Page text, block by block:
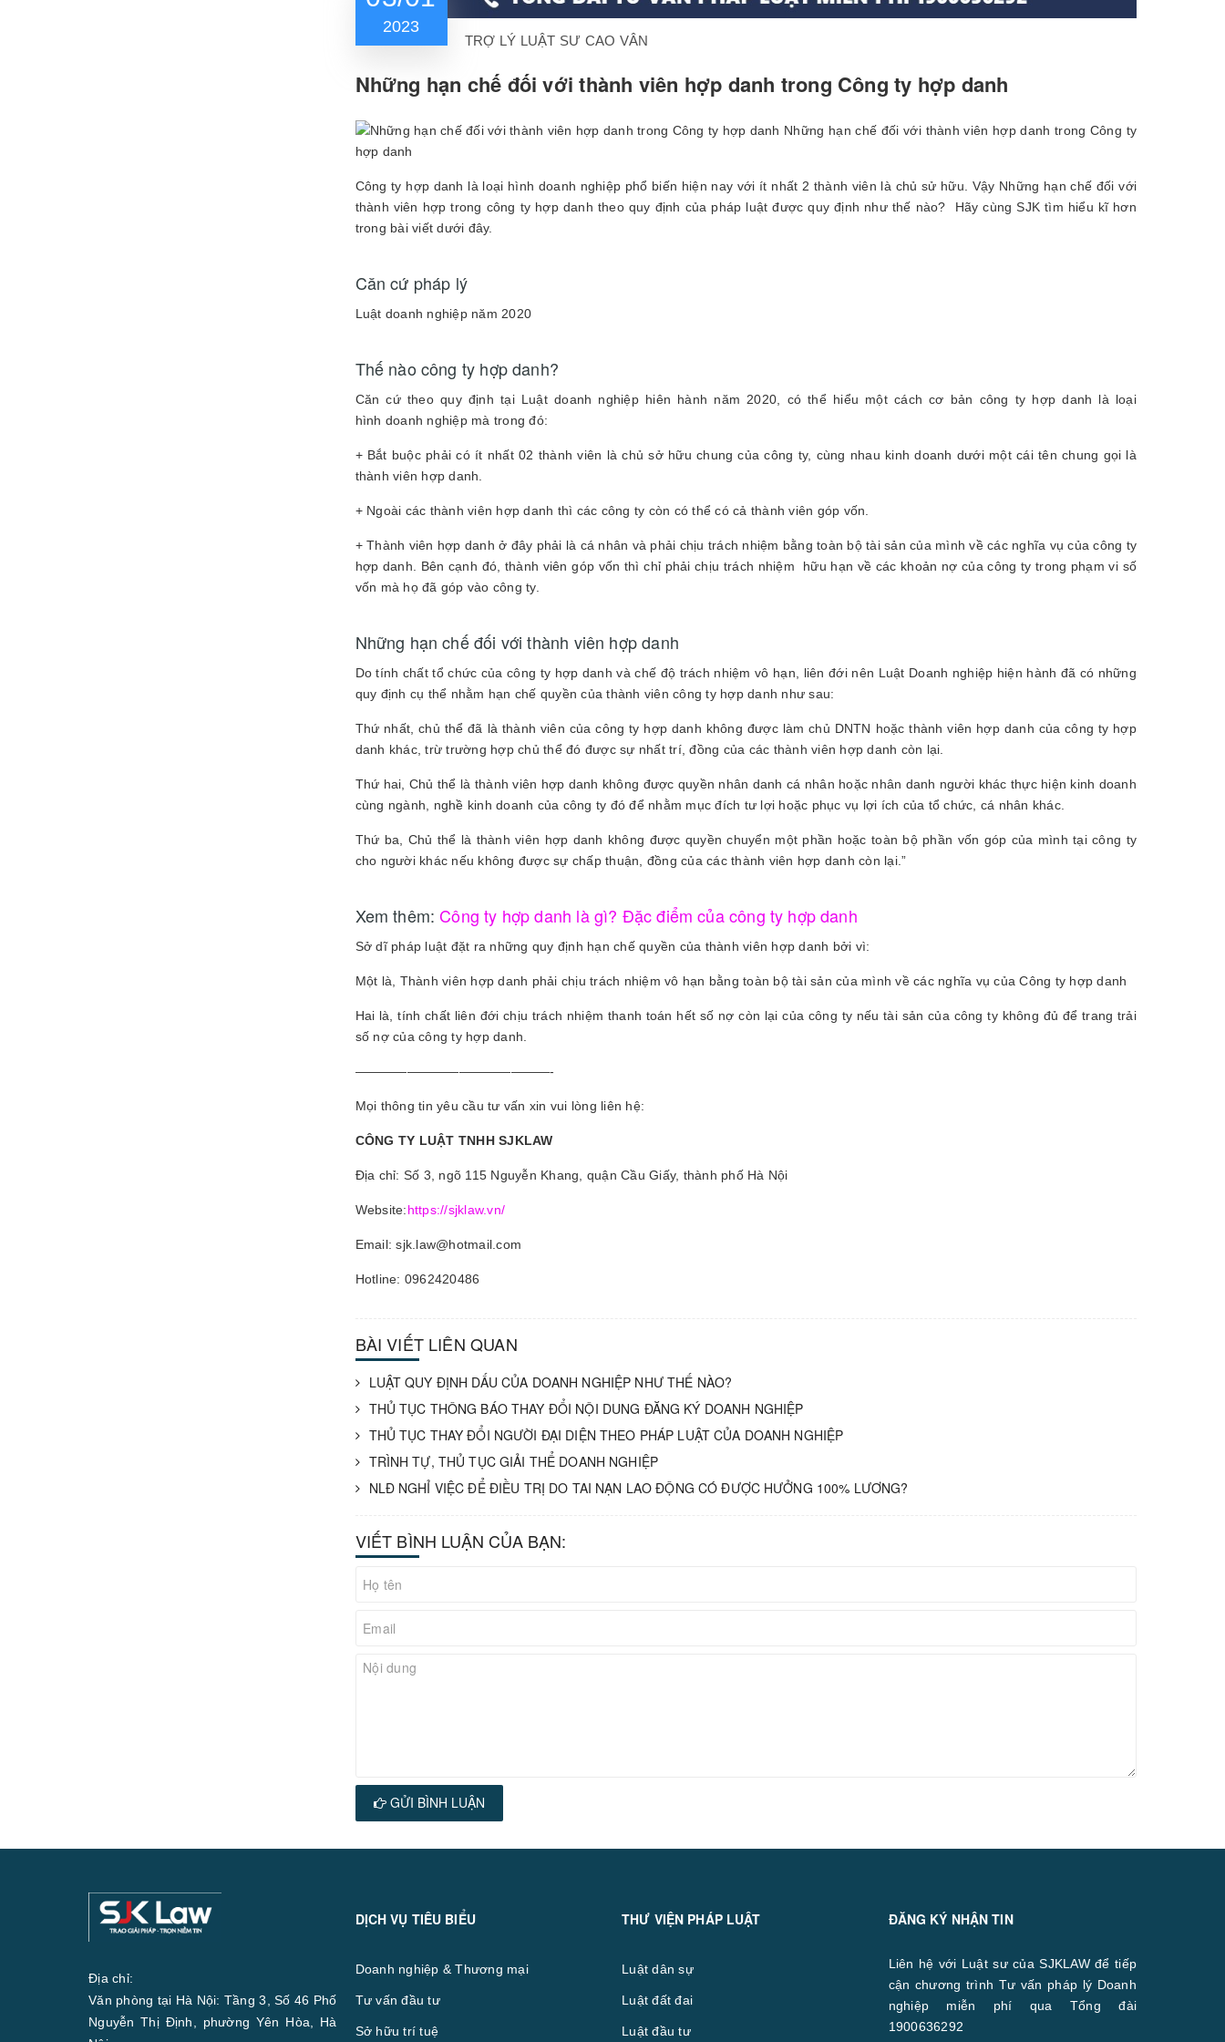
2023
TRỢ LÝ LUẬT SƯ CAO VÂN
Những hạn chế đối với thành viên hợp danh trong Công ty hợp danh
Những hạn chế đối với thành viên hợp danh trong Công ty
hợp danh
Công ty hợp danh là loại hình doanh nghiệp phổ biến hiện nay với ít nhất 2 thành viên là chủ sử hữu. Vậy Những hạn chế đối với
thành viên hợp trong công ty hợp danh theo quy định của pháp luật được quy định như thế nào? Hãy cùng SJK tìm hiểu kĩ hơn
trong bài viết dưới đây.
Căn cứ pháp lý
Luật doanh nghiệp năm 2020
Thế nào công ty hợp danh?
Căn cứ theo quy định tại Luật doanh nghiệp hiên hành năm 2020, có thể hiểu một cách cơ bản công ty hợp danh là loại
hình doanh nghiệp mà trong đó:
+ Bắt buộc phải có ít nhất 02 thành viên là chủ sở hữu chung của công ty, cùng nhau kinh doanh dưới một cái tên chung gọi là
thành viên hợp danh.
+ Ngoài các thành viên hợp danh thì các công ty còn có thể có cả thành viên góp vốn.
+ Thành viên hợp danh ở đây phải là cá nhân và phải chịu trách nhiệm bằng toàn bộ tài sản của mình về các nghĩa vụ của công ty
hợp danh. Bên cạnh đó, thành viên góp vốn thì chỉ phải chịu trách nhiệm hữu hạn về các khoản nợ của công ty trong phạm vi số
vốn mà họ đã góp vào công ty.
Những hạn chế đối với thành viên hợp danh
Do tính chất tổ chức của công ty hợp danh và chế độ trách nhiệm vô hạn, liên đới nên Luật Doanh nghiệp hiện hành đã có những
quy định cụ thể nhằm hạn chế quyền của thành viên công ty hợp danh như sau:
Thứ nhất, chủ thể đã là thành viên của công ty hợp danh không được làm chủ DNTN hoặc thành viên hợp danh của công ty hợp
danh khác, trừ trường hợp chủ thể đó được sự nhất trí, đồng của các thành viên hợp danh còn lại.
Thứ hai, Chủ thể là thành viên hợp danh không được quyền nhân danh cá nhân hoặc nhân danh người khác thực hiện kinh doanh
cùng ngành, nghề kinh doanh của công ty đó để nhằm mục đích tư lợi hoặc phục vụ lợi ích của tổ chức, cá nhân khác.
Thứ ba, Chủ thể là thành viên hợp danh không được quyền chuyển một phần hoặc toàn bộ phần vốn góp của mình tại công ty
cho người khác nếu không được sự chấp thuận, đồng của các thành viên hợp danh còn lại.”
Xem thêm:Công ty hợp danh là gì? Đặc điểm của công ty hợp danh
Sở dĩ pháp luật đặt ra những quy định hạn chế quyền của thành viên hợp danh bởi vì:
Một là, Thành viên hợp danh phải chịu trách nhiệm vô hạn bằng toàn bộ tài sản của mình về các nghĩa vụ của Công ty hợp danh
Hai là, tính chất liên đới chịu trách nhiệm thanh toán hết số nợ còn lại của công ty nếu tài sản của công ty không đủ để trang trải
số nợ của công ty hợp danh.
———————————————-
Mọi thông tin yêu cầu tư vấn xin vui lòng liên hệ:
CÔNG TY LUẬT TNHH SJKLAW
Địa chỉ: Số 3, ngõ 115 Nguyễn Khang, quận Cầu Giấy, thành phố Hà Nội
Website:https://sjklaw.vn/
Email: sjk.law@hotmail.com
Hotline: 0962420486
BÀI VIẾT LIÊN QUAN
LUẬT QUY ĐỊNH DẤU CỦA DOANH NGHIỆP NHƯ THẾ NÀO?
THỦ TỤC THÔNG BÁO THAY ĐỔI NỘI DUNG ĐĂNG KÝ DOANH NGHIỆP
THỦ TỤC THAY ĐỔI NGƯỜI ĐẠI DIỆN THEO PHÁP LUẬT CỦA DOANH NGHIỆP
TRÌNH TỰ, THỦ TỤC GIẢI THỂ DOANH NGHIỆP
NLĐ NGHỈ VIỆC ĐỂ ĐIỀU TRỊ DO TAI NẠN LAO ĐỘNG CÓ ĐƯỢC HƯỞNG 100% LƯƠNG?
VIẾT BÌNH LUẬN CỦA BẠN:
GỬI BÌNH LUẬN
Địa chỉ:
Văn phòng tại Hà Nội: Tầng 3, Số 46 Phố
Nguyễn Thị Định, phường Yên Hòa, Hà
DỊCH VỤ TIÊU BIỂU
Doanh nghiệp & Thương mại
Tư vấn đầu tư
Sở hữu trí tuệ
THƯ VIỆN PHÁP LUẬT
Luật dân sự
Luật đất đai
Luật đầu tư
ĐĂNG KÝ NHẬN TIN
Liên hệ với Luật sư của SJKLAW để tiếp
cận chương trình Tư vấn pháp lý Doanh
nghiệp miễn phí qua Tổng đài
1900636292